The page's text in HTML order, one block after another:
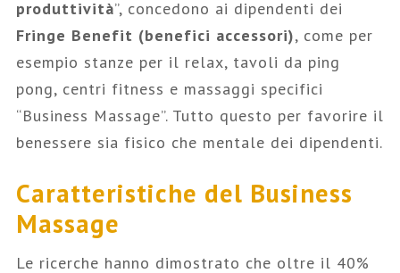
produttività”, concedono ai dipendenti dei
Fringe Benefit (benefici accessori), come per
esempio stanze per il relax, tavoli da ping
pong, centri fitness e massaggi specifici
“Business Massage”. Tutto questo per favorire il
benessere sia fisico che mentale dei dipendenti.
Caratteristiche del Business
Massage
Le ricerche hanno dimostrato che oltre il 40%